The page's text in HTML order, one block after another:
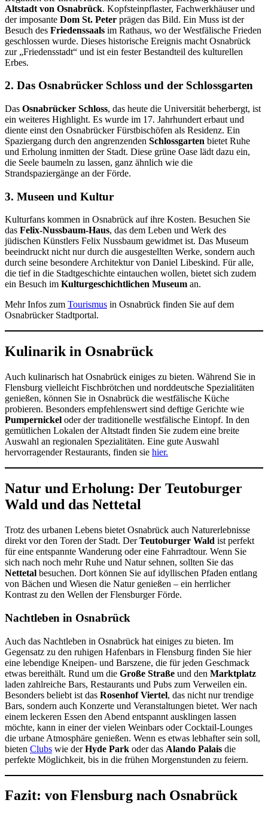
Altstadt von Osnabrück. Kopfsteinpflaster, Fachwerkhäuser und
der imposante Dom St. Peter prägen das Bild. Ein Muss ist der
Besuch des Friedenssaals im Rathaus, wo der Westfälische Frieden
geschlossen wurde. Dieses historische Ereignis macht Osnabrück
zur „Friedensstadt“ und ist ein fester Bestandteil des kulturellen
Erbes.
2. Das Osnabrücker Schloss und der Schlossgarten
Das Osnabrücker Schloss, das heute die Universität beherbergt, ist
ein weiteres Highlight. Es wurde im 17. Jahrhundert erbaut und
diente einst den Osnabrücker Fürstbischöfen als Residenz. Ein
Spaziergang durch den angrenzenden Schlossgarten bietet Ruhe
und Erholung inmitten der Stadt. Diese grüne Oase lädt dazu ein,
die Seele baumeln zu lassen, ganz ähnlich wie die
Strandspaziergänge an der Förde.
3. Museen und Kultur
Kulturfans kommen in Osnabrück auf ihre Kosten. Besuchen Sie
das Felix-Nussbaum-Haus, das dem Leben und Werk des
jüdischen Künstlers Felix Nussbaum gewidmet ist. Das Museum
beeindruckt nicht nur durch die ausgestellten Werke, sondern auch
durch seine besondere Architektur von Daniel Libeskind. Für alle,
die tief in die Stadtgeschichte eintauchen wollen, bietet sich zudem
ein Besuch im Kulturgeschichtlichen Museum an.
Mehr Infos zum Tourismus in Osnabrück finden Sie auf dem
Osnabrücker Stadtportal.
Kulinarik in Osnabrück
Auch kulinarisch hat Osnabrück einiges zu bieten. Während Sie in
Flensburg vielleicht Fischbrötchen und norddeutsche Spezialitäten
genießen, können Sie in Osnabrück die westfälische Küche
probieren. Besonders empfehlenswert sind deftige Gerichte wie
Pumpernickel oder der traditionelle westfälische Eintopf. In den
gemütlichen Lokalen der Altstadt finden Sie zudem eine breite
Auswahl an regionalen Spezialitäten. Eine gute Auswahl
hervorragender Restaurants, finden sie hier.
Natur und Erholung: Der Teutoburger
Wald und das Nettetal
Trotz des urbanen Lebens bietet Osnabrück auch Naturerlebnisse
direkt vor den Toren der Stadt. DerTeutoburger Wald ist perfekt
für eine entspannte Wanderung oder eine Fahrradtour. Wenn Sie
sich nach noch mehr Ruhe und Natur sehnen, sollten Sie das
Nettetal besuchen. Dort können Sie auf idyllischen Pfaden entlang
von Bächen und Wiesen die Natur genießen – ein herrlicher
Kontrast zu den Wellen der Flensburger Förde.
Nachtleben in Osnabrück
Auch das Nachtleben in Osnabrück hat einiges zu bieten. Im
Gegensatz zu den ruhigen Hafenbars in Flensburg finden Sie hier
eine lebendige Kneipen- und Barszene, die für jeden Geschmack
etwas bereithält. Rund um die Große Straße und den Marktplatz
laden zahlreiche Bars, Restaurants und Pubs zum Verweilen ein.
Besonders beliebt ist das Rosenhof Viertel, das nicht nur trendige
Bars, sondern auch Konzerte und Veranstaltungen bietet. Wer nach
einem leckeren Essen den Abend entspannt ausklingen lassen
möchte, kann in einer der vielen Weinbars oder Cocktail-Lounges
die urbane Atmosphäre genießen. Wenn es etwas lebhafter sein soll,
bieten Clubs wie derHyde Park oder das Alando Palais die
perfekte Möglichkeit, bis in die frühen Morgenstunden zu feiern.
Fazit: von Flensburg nach Osnabrück